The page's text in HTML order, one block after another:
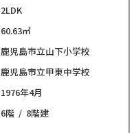
2LDK
60.63㎡
鹿児島市立山下小学校
鹿児島市立甲東中学校
1976年4月
6階 / 8階建